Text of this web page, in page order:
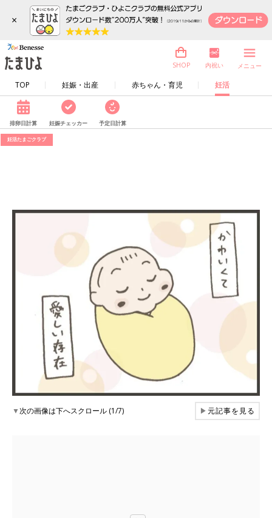
×
TOP 妊娠・出産 赤ちゃん・育児 妊活
SHOP 内祝い メニュー
排卵日計算 妊娠チェッカー 予定日計算
妊活たまごクラブ
▼次の画像は下へスクロール (1/7) ▶元記事を見る